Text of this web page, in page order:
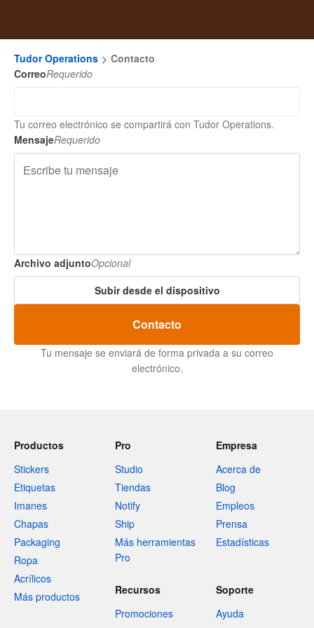
Tudor Operations
Contacto
CorreoRequerido
Tu correo electrónico se compartirá con Tudor Operations.
MensajeRequerido
Archivo adjuntoOpcional
Subir desde el dispositivo
Contacto
Tu mensaje se enviará de forma privada a su correo
electrónico.
Productos
Stickers
Etiquetas
Imanes
Chapas
Packaging
Ropa
Acrílicos
Más productos
Pro
Studio
Tiendas
Notify
Ship
Más herramientas
Pro
Empresa
Acerca de
Blog
Empleos
Prensa
Estadísticas
Recursos
Promociones
Soporte
Ayuda